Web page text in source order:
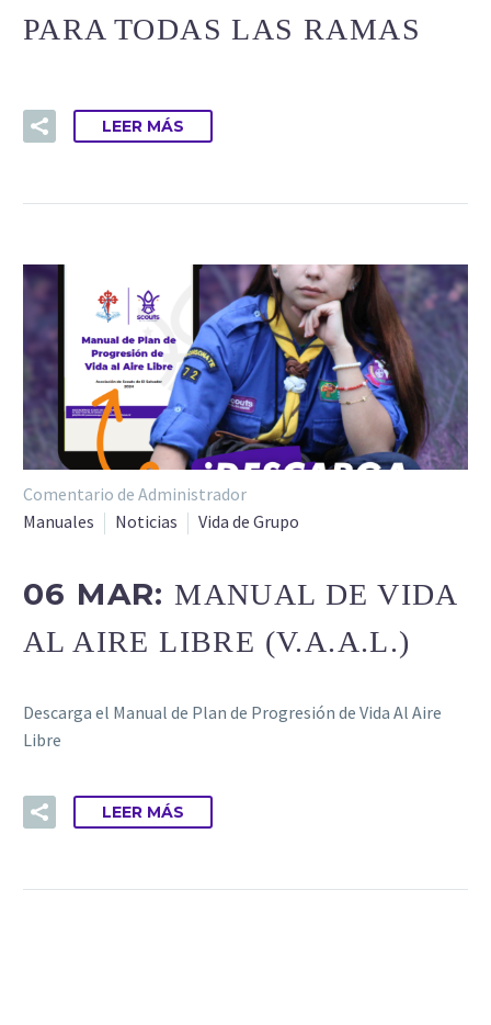
PARA TODAS LAS RAMAS
LEER MÁS
Comentario de Administrador
Manuales
Noticias Vida de Grupo
06 MAR:MANUAL DE VIDA
AL AIRE LIBRE (V.A.A.L.)
Descarga el Manual de Plan de Progresión de Vida Al Aire
Libre
LEER MÁS